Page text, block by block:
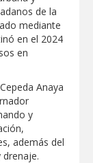
de
de Reynosa
de la
y
LAS OBRAS
Reynosa
de la
mediante
en el 2024
en
Anaya
y
además del